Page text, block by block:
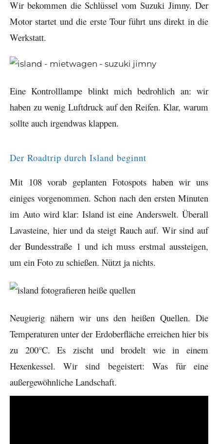
Wir bekommen die Schlüssel vom Suzuki Jimny. Der
Motor startet und die erste Tour führt uns direkt in die
Werkstatt.
Eine Kontrolllampe blinkt mich bedrohlich an: wir
haben zu wenig Luftdruck auf den Reifen. Klar, warum
sollte auch irgendwas klappen.
Der Roadtrip durch Island beginnt
Mit 108 vorab geplanten Fotospots haben wir uns
einiges vorgenommen. Schon nach den ersten Minuten
im Auto wird klar: Island ist eine Anderswelt. Überall
Lavasteine, hier und da steigt Rauch auf. Wir sind auf
der Bundesstraße 1 und ich muss erstmal aussteigen,
um ein Foto zu schießen. Nützt ja nichts.
Neugierig nähern wir uns den heißen Quellen. Die
Temperaturen unter der Erdoberfläche erreichen hier bis
zu 200°C. Es zischt und brodelt wie in einem
Hexenkessel. Wir sind begeistert: Was für eine
außergewöhnliche Landschaft.